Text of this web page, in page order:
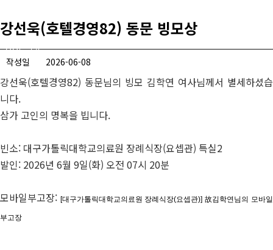
총동문회 뉴스
동문 동정
경조사
포토 갤러리
동문회보
강선욱(호텔경영82) 동문 빙모상
작성일 2026-06-08
강선욱(호텔경영82) 동문님의 빙모 김학연 여사님께서 별세하셨습
니다.
삼가 고인의 명복을 빕니다.
빈소: 대구가톨릭대학교의료원 장례식장(요셉관) 특실2
발인: 2026년 6월 9일(화) 오전 07시 20분
모바일부고장: [대구가톨릭대학교의료원 장례식장(요셉관)] 故김학연님의 모바일
부고장